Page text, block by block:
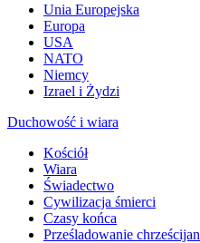
Unia Europejska
Europa
USA
NATO
Niemcy
Izrael i Żydzi
Duchowość i wiara
Kościół
Wiara
Świadectwo
Cywilizacja śmierci
Czasy końca
Prześladowanie chrześcijan